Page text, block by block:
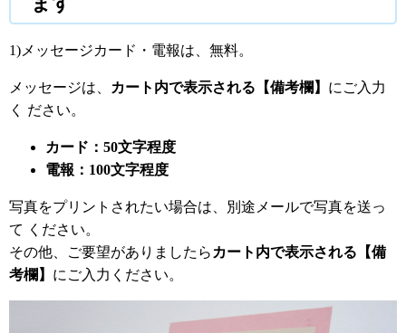
1)メッセージカード・電報は、無料。
メッセージは、 カート内で表示される【備考欄】 にご入力
く ださい。
カード：50文字程度
電報：100文字程度
写真をプリントされたい場合は、別途メールで写真を送っ
て ください。
その他、ご要望がありましたら カート内で表示される【備
考欄】 にご入力ください。